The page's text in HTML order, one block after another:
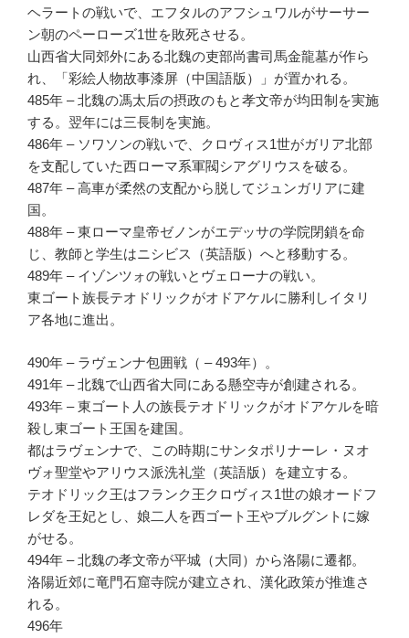
ヘラートの戦いで、エフタルのアフシュワルがサーサー
ン朝のペーローズ1世を敗死させる。
山西省大同郊外にある北魏の吏部尚書司馬金龍墓が作ら
れ、「彩絵人物故事漆屏（中国語版）」が置かれる。
485年 – 北魏の馮太后の摂政のもと孝文帝が均田制を実施
する。翌年には三長制を実施。
486年 – ソワソンの戦いで、クロヴィス1世がガリア北部
を支配していた西ローマ系軍閥シアグリウスを破る。
487年 – 高車が柔然の支配から脱してジュンガリアに建
国。
488年 – 東ローマ皇帝ゼノンがエデッサの学院閉鎖を命
じ、教師と学生はニシビス（英語版）へと移動する。
489年 – イゾンツォの戦いとヴェローナの戦い。
東ゴート族長テオドリックがオドアケルに勝利しイタリ
ア各地に進出。
490年 – ラヴェンナ包囲戦（ – 493年）。
491年 – 北魏で山西省大同にある懸空寺が創建される。
493年 – 東ゴート人の族長テオドリックがオドアケルを暗
殺し東ゴート王国を建国。
都はラヴェンナで、この時期にサンタポリナーレ・ヌオ
ヴォ聖堂やアリウス派洗礼堂（英語版）を建立する。
テオドリック王はフランク王クロヴィス1世の娘オードフ
レダを王妃とし、娘二人を西ゴート王やブルグントに嫁
がせる。
494年 – 北魏の孝文帝が平城（大同）から洛陽に遷都。
洛陽近郊に竜門石窟寺院が建立され、漢化政策が推進さ
れる。
496年